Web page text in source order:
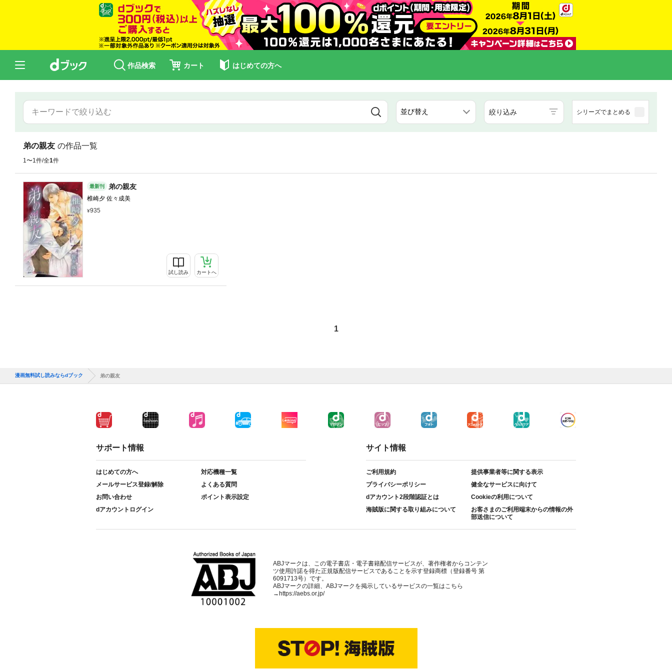
作品検索 カート はじめての方へ
絞り込み シリーズでまとめる
弟の親友 の作品一覧
1〜1件/全1件
最新刊 弟の親友
椎崎夕 佐々成美
935
試し読み カートへ
1
漫画無料試し読みならdブック 弟の親友
サポート情報
はじめての方へ
対応機種一覧
メールサービス登録/解除
よくある質問
お問い合わせ
ポイント表示設定
dアカウントログイン
サイト情報
ご利用規約
提供事業者等に関する表示
プライバシーポリシー
健全なサービスに向けて
dアカウント2段階認証とは
Cookieの利用について
海賊版に関する取り組みについて
お客さまのご利用端末からの情報の外
部送信について
ABJマークは、この電子書店・電子書籍配信サービスが、著作権者からコンテン
ツ使用許諾を得た正規版配信サービスであることを示す登録商標（登録番号 第
6091713号）です。
ABJマークの詳細、ABJマークを掲示しているサービスの一覧はこちら
→ https://aebs.or.jp/